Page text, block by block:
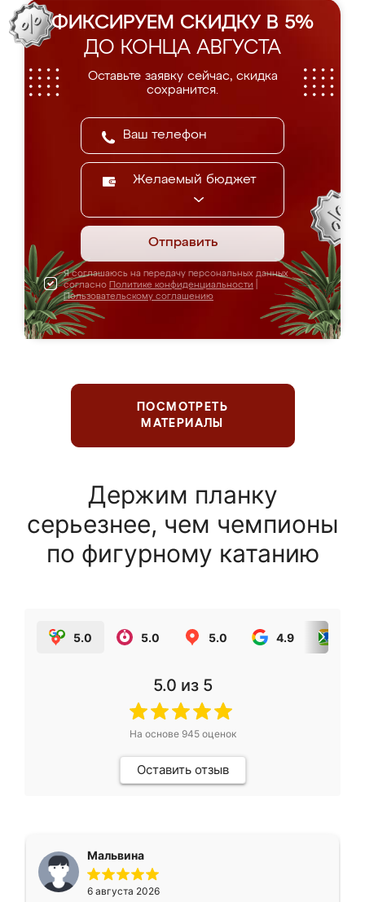
ФИКСИРУЕМ СКИДКУ В 5%
ДО КОНЦА АВГУСТА
Оставьте заявку сейчас, скидка
сохранится.
Желаемый бюджет
Отправить
Я соглашаюсь на передачу персональных данных
согласно Политике конфиденциальности
Пользовательскому соглашению
ПОСМОТРЕТЬ
МАТЕРИАЛЫ
Держим планку
серьезнее, чем чемпионы
по фигурному катанию
5.0 5.0 5.0 4.9
5.0 из 5
На основе 945оценок
Оставить отзыв
Мальвина
6 августа 2026